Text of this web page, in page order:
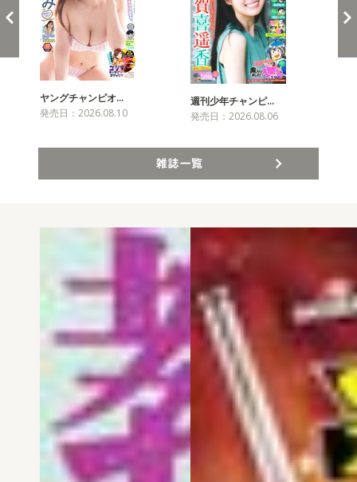
ヤングチャンピオ…
発売日：2026.08.10
週刊少年チャンピ…
発売日：2026.08.06